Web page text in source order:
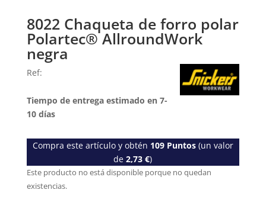
8022 Chaqueta de forro polar
Polartec® AllroundWork
negra
Ref:
Tiempo de entrega estimado en 7-
10 días
Compra este artículo y obtén 109Puntos(un valor
de2,73€)
Este producto no está disponible porque no quedan
existencias.